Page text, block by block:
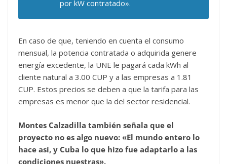
por kW contratado».
En caso de que, teniendo en cuenta el consumo
mensual, la potencia contratada o adquirida genere
energía excedente, la UNE le pagará cada kWh al
cliente natural a 3.00 CUP y a las empresas a 1.81
CUP. Estos precios se deben a que la tarifa para las
empresas es menor que la del sector residencial.
Montes Calzadilla también señala que el
proyecto no es algo nuevo: «El mundo entero lo
hace así, y Cuba lo que hizo fue adaptarlo a las
condiciones nuestras».